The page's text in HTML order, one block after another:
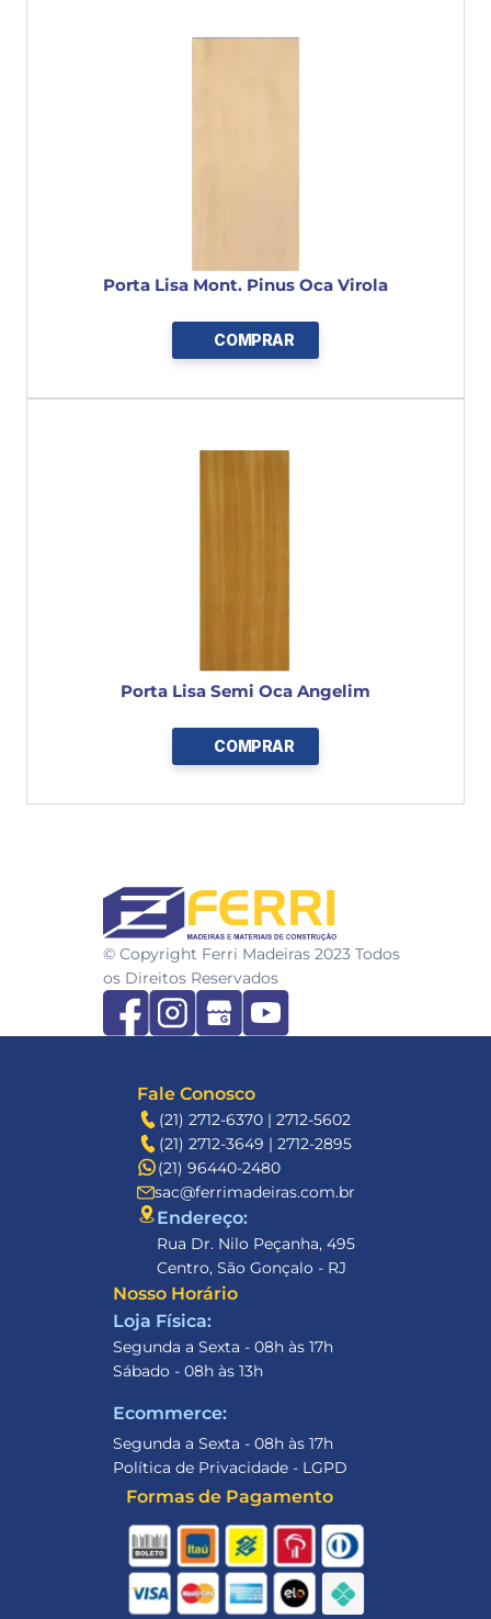
Porta Lisa Mont. Pinus Oca Virola
COMPRAR
Porta Lisa Semi Oca Angelim
COMPRAR
FERRI
© Copyright Ferri Madeiras 2023 Todos
os Direitos Reservados
Fale Conosco
(21) 2712-6370 | 2712-5602
(21) 2712-3649 | 2712-2895
(21) 96440-2480
sac@ferrimadeiras.com.br
Endereço:
Rua Dr. Nilo Peçanha, 495
Centro, São Gonçalo - RJ
Nosso Horário
Loja Física:
Segunda a Sexta - 08h às 17h
Sábado - 08h às 13h
Ecommerce:
Segunda a Sexta - 08h às 17h
Política de Privacidade - LGPD
Formas de Pagamento